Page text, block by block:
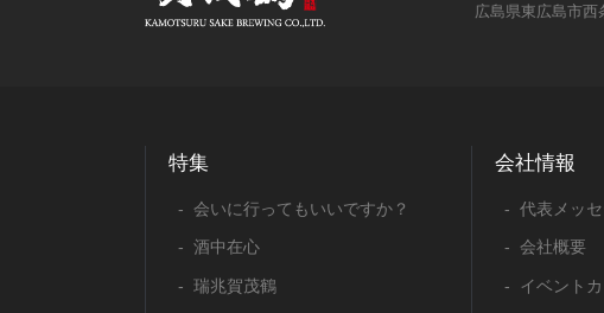
広島県東広島市西
特集
会いに行ってもいいですか？
酒中在心
瑞兆賀茂鶴
会社情報
代表メッ
会社概要
イベント